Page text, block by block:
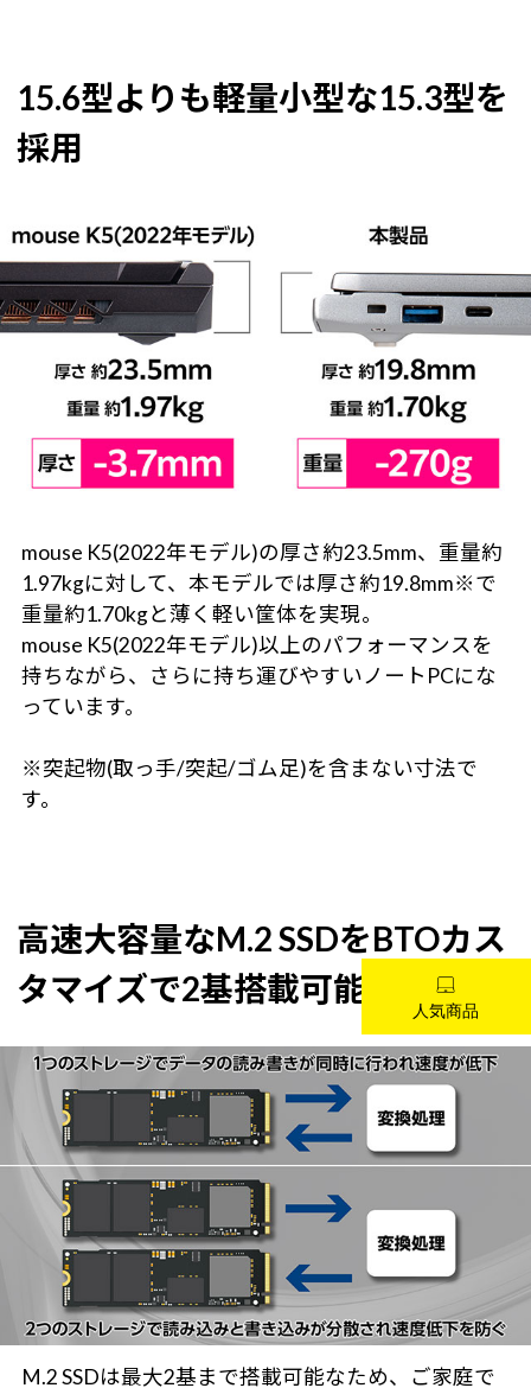
15.6型よりも軽量小型な15.3型を
採用
mouse K5(2022年モデル)の厚さ約23.5mm、重量約
1.97kgに対して、本モデルでは厚さ約19.8mm※で
重量約1.70kgと薄く軽い筐体を実現。
mouse K5(2022年モデル)以上のパフォーマンスを
持ちながら、さらに持ち運びやすいノートPCにな
っています。
※突起物(取っ手/突起/ゴム足)を含まない寸法で
す。
高速大容量なM.2 SSDをBTOカス
タマイズで2基搭載可能
M.2 SSDは最大2基まで搭載可能なため、ご家庭で